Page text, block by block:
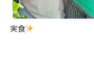
実食